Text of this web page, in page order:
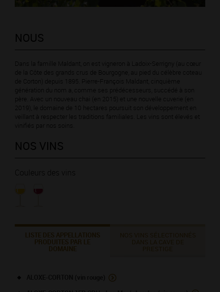
NOUS
Dans la famille Maldant, on est vigneron à Ladoix-Serrigny (au cœur
de la Côte des grands crus de Bourgogne, au pied du célèbre coteau
de Corton) depuis 1895. Pierre-François Maldant, cinquième
génération du nom a, comme ses prédécesseurs, succédé à son
père. Avec un nouveau chai (en 2015) et une nouvelle cuverie (en
2019), le domaine de 10 hectares poursuit son développement en
veillant à respecter les traditions familiales. Les vins sont élevés et
vinifiés par nos soins.
NOS VINS
Couleurs des vins
LISTE DES APPELLATIONS
PRODUITES PAR LE
DOMAINE